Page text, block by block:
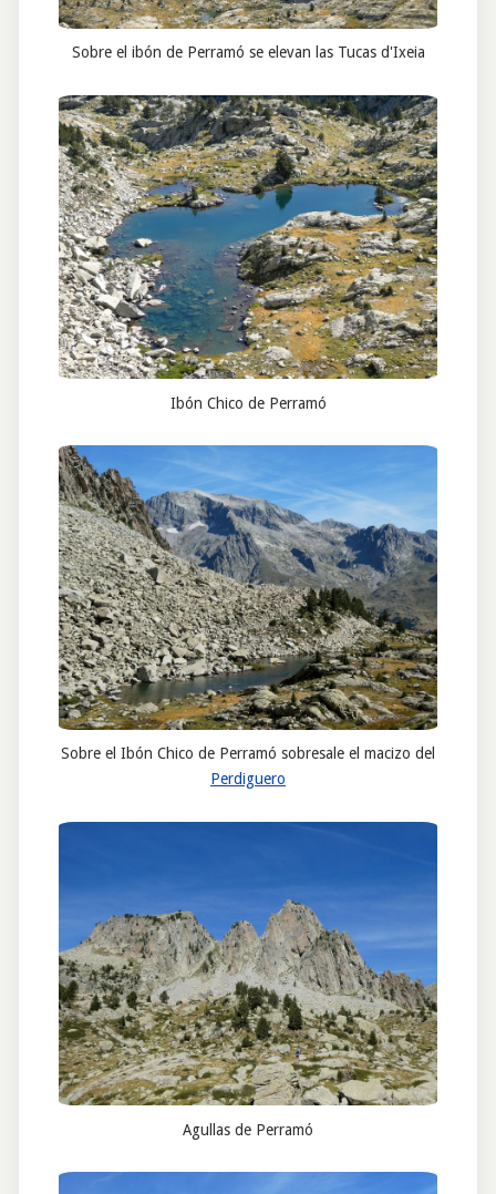
Sobre el ibón de Perramó se elevan las Tucas d'Ixeia
Ibón Chico de Perramó
Sobre el Ibón Chico de Perramó sobresale el macizo del
Perdiguero
Agullas de Perramó